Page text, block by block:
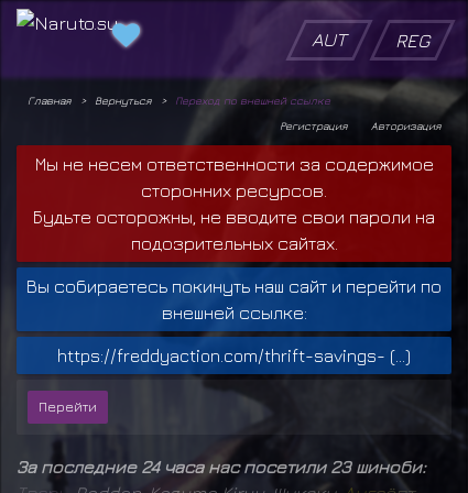
AUT REG
Главная Вернуться
Переход по внешней ссылке
Авторизация
Регистрация
Мы не несем ответственности за содержимое
сторонних ресурсов.
Будьте осторожны, не вводите свои пароли на
подозрительных сайтах.
Вы собираетесь покинуть наш сайт и перейти по
внешней ссылке:
https://freddyaction.com/thrift-savings- (...)
За последние 24 часа нас посетили 23 шиноби: